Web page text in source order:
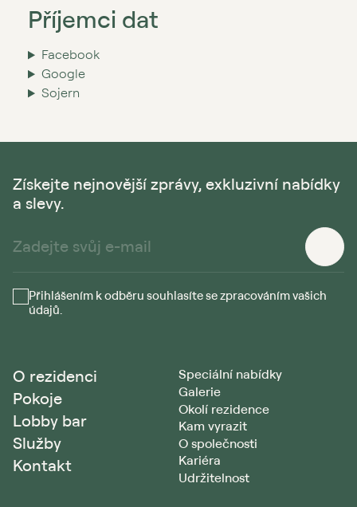
Příjemci dat
Facebook
Google
Sojern
O rezidenci
Pokoje
Lobby bar
Služby
Kontakt
Speciální nabídky
Galerie
Okolí rezidence
Kam vyrazit
O společnosti
Kariéra
Udržitelnost
Získejte nejnovější zprávy, exkluzivní nabídky
a slevy.
Přihlášením k odběru souhlasíte se zpracováním vašich
údajů.